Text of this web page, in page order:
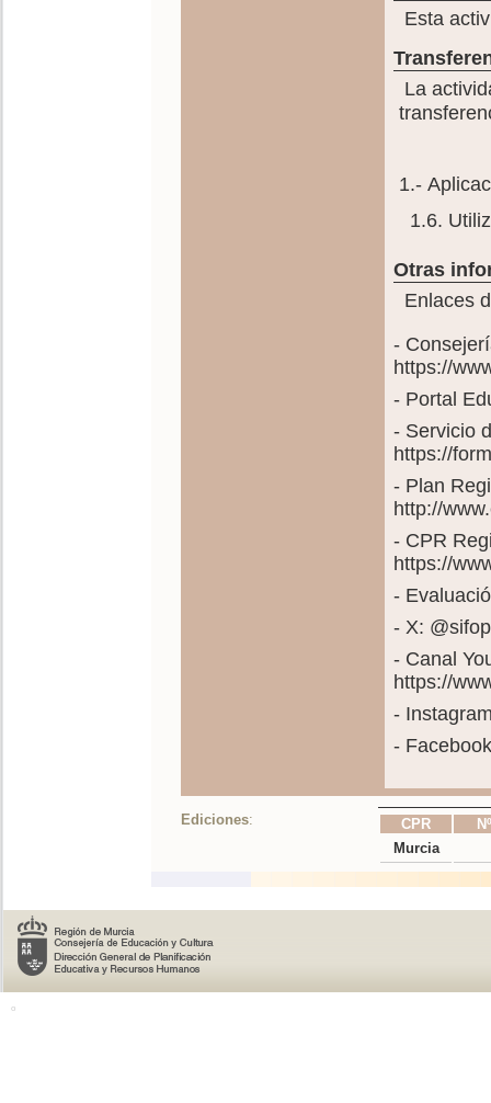
Esta
La
1.-
1.6.
Otras
Enlaces
-
https://
- Portal
- Servicio
https://
- Plan
http://
- CPR
https://
-
- X:
- Canal
https://
-
-
Ediciones: CPR
Murcia
o